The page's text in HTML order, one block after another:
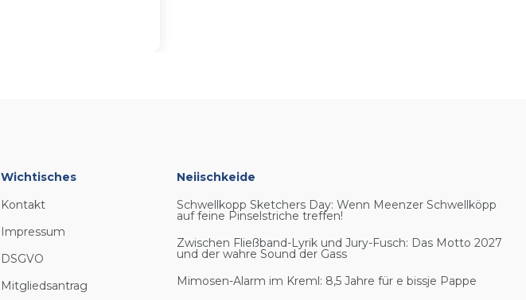
Wichtisches
Kontakt
Impressum
DSGVO
Mitgliedsantrag
Neiischkeide
Schwellkopp Sketchers Day: Wenn Meenzer Schwellköpp
auf feine Pinselstriche treffen!
Zwischen Fließband-Lyrik und Jury-Fusch: Das Motto 2027
und der wahre Sound der Gass
Mimosen-Alarm im Kreml: 8,5 Jahre für e bissje Pappe